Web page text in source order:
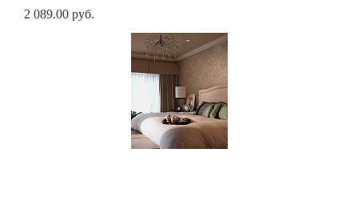
2 089.00 руб.